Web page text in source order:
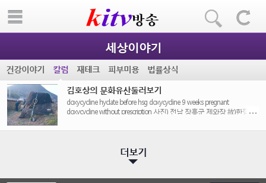
세상이야기
건강이야기 칼럼 재테크 피부미용
법률상식
김호상의 문화유산둘러보기
doxycycline hyclate before hsg doxycycline 9 weeks pregnant
doxycycline without prescription 사진) 전남 장흥군 제와장 故)한형준
더보기